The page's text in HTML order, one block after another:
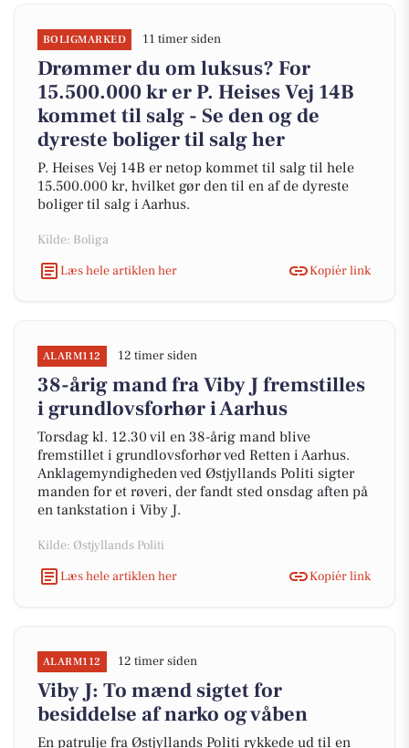
BOLIGMARKED 11 timer siden
Drømmer du om luksus? For
15.500.000 kr er P. Heises Vej 14B
kommet til salg - Se den og de
dyreste boliger til salg her
P. Heises Vej 14B er netop kommet til salg til hele
15.500.000 kr, hvilket gør den til en af de dyreste
boliger til salg i Aarhus.
Kilde: Boliga
Læs hele artiklen her
Kopiér link
ALARM112 12 timer siden
38-årig mand fra Viby J fremstilles
i grundlovsforhør i Aarhus
Torsdag kl. 12.30 vil en 38-årig mand blive
fremstillet i grundlovsforhør ved Retten i Aarhus.
Anklagemyndigheden ved Østjyllands Politi sigter
manden for et røveri, der fandt sted onsdag aften på
en tankstation i Viby J.
Kilde: Østjyllands Politi
Læs hele artiklen her
Kopiér link
ALARM112 12 timer siden
Viby J: To mænd sigtet for
besiddelse af narko og våben
En patrulje fra Østjyllands Politi rykkede ud til en